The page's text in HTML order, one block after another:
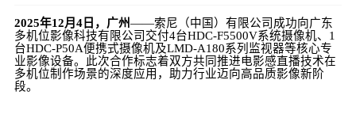
2025年12月4日，广州——索尼（中国）有限公司成功向广东
多机位影像科技有限公司交付4台HDC-F5500V系统摄像机、1
台HDC-P50A便携式摄像机及LMD-A180系列监视器等核心专
业影像设备。此次合作标志着双方共同推进电影感直播技术在
多机位制作场景的深度应用，助力行业迈向高品质影像新阶
段。